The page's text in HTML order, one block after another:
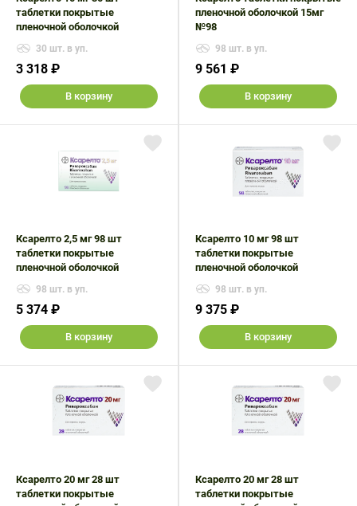
таблетки покрытые
пленочной оболочкой
30 шт. в уп.
3 318 ₽
В корзину
пленочной оболочкой 15мг
№98
98 шт. в уп.
9 561 ₽
В корзину
Ксарелто 2,5 мг 98 шт
таблетки покрытые
пленочной оболочкой
98 шт. в уп.
5 374 ₽
В корзину
Ксарелто 10 мг 98 шт
таблетки покрытые
пленочной оболочкой
98 шт. в уп.
9 375 ₽
В корзину
Ксарелто 20 мг 28 шт
таблетки покрытые
Ксарелто 20 мг 28 шт
таблетки покрытые